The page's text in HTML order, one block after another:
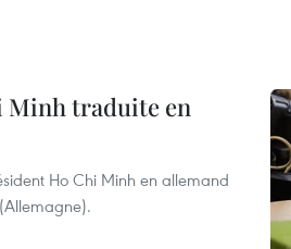
Minh traduite en
Ho Chi Minh en allemand